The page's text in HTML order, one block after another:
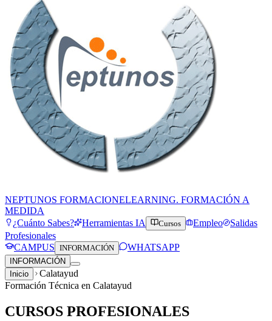
NEPTUNOS FORMACIONELEARNING. FORMACIÓN A
MEDIDA
¿Cuánto Sabes?
Herramientas IA Cursos Empleo
Salidas
Profesionales
CAMPUS INFORMACIÓN WHATSAPP
INFORMACIÓN
Inicio
Calatayud
Formación Técnica en Calatayud
CURSOS PROFESIONALES